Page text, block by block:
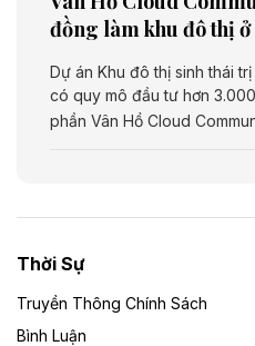
đồng làm khu đô thị ở
Dự án Khu đô thị sinh thái
có quy mô đầu tư hơn
phần Vân Hồ Cloud
Dự án Nhà máy xử lý rác và
Công ty TNHH Năng lượng
Thời Sự
Truyền Thông Chính Sách
Bình Luận